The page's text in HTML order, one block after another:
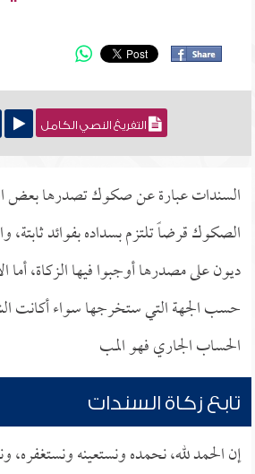
التفريغ النصي الكامل
السندات عبارة عن صكوك تصدرها بعض
الصكوك قرضاً تلتزم بسداده بفوائد ثابتة،
ديون على مصدرها أوجبوا فيها الزكاة،
حسب الجهة التي ستخرجها سواء أكانت
الحساب الجاري فهو المب
تابع زكاة السندات
إن الحمد لله، نحمده ونستعينه ونستغفره،